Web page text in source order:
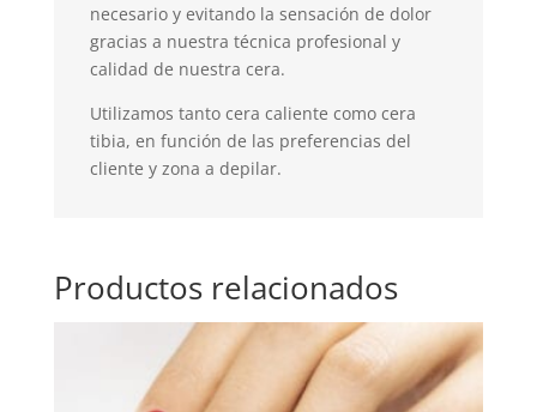
necesario y evitando la sensación de dolor
gracias a nuestra técnica profesional y
calidad de nuestra cera.
Utilizamos tanto cera caliente como cera
tibia, en función de las preferencias del
cliente y zona a depilar.
Productos relacionados